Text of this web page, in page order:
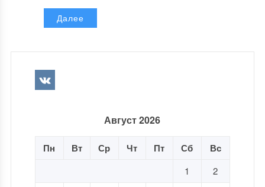
Далее
Август 2026
Пн Вт Ср Чт Пт Сб Вс
1
2